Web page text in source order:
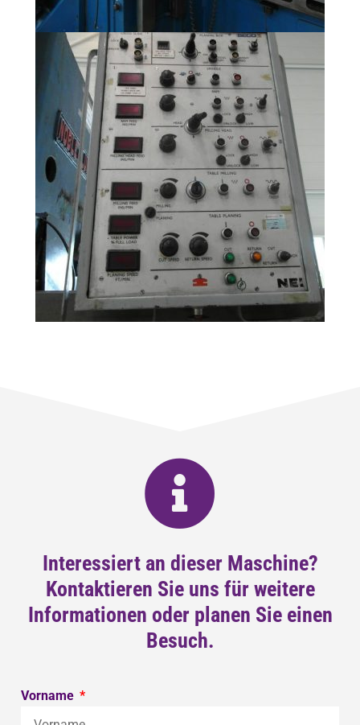
Interessiert an dieser Maschine?
Kontaktieren Sie uns für weitere
Informationen oder planen Sie einen
Besuch.
Vorname